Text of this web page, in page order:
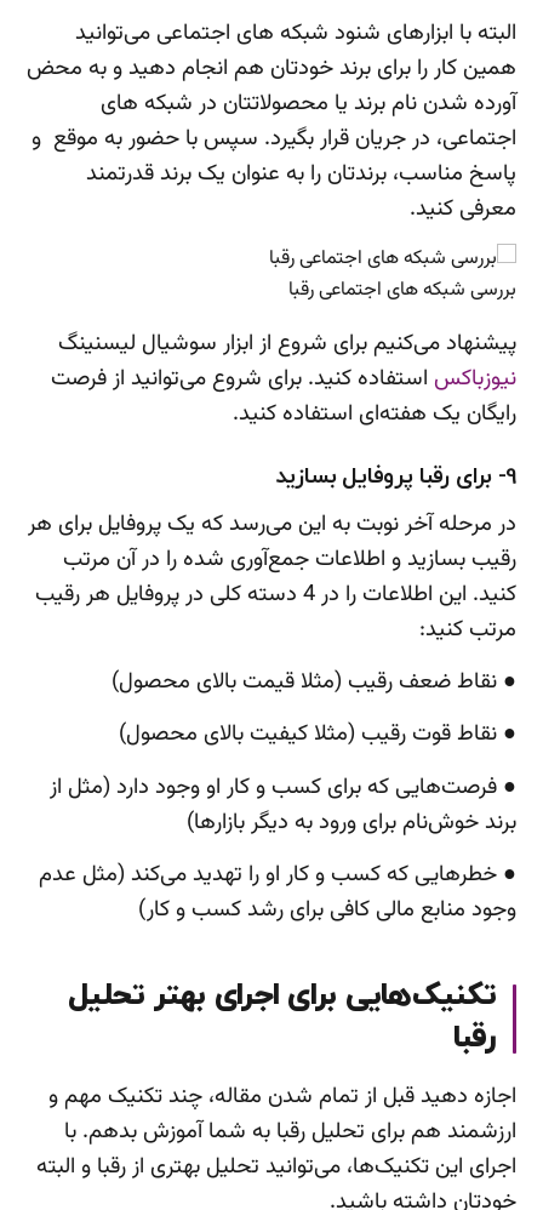
البته با ابزارهای شنود شبکه های اجتماعی می‌توانید
همین کار را برای برند خودتان هم انجام دهید و به محض
آورده شدن نام برند یا محصولاتتان در شبکه های
اجتماعی، در جریان قرار بگیرد. سپس با حضور به موقع و
پاسخ مناسب، برندتان را به عنوان یک برند قدرتمند
معرفی کنید.
بررسی شبکه های اجتماعی رقبا
پیشنهاد می‌کنیم برای شروع از ابزار سوشیال لیسنینگ
نیوزباکس استفاده کنید. برای شروع می‌توانید از فرصت
رایگان یک هفته‌ای استفاده کنید.
9- برای رقبا پروفایل بسازید
در مرحله آخر نوبت به این می‌رسد که یک پروفایل برای هر
رقیب بسازید و اطلاعات جمع‌آوری شده را در آن مرتب
کنید. این اطلاعات را در 4 دسته کلی در پروفایل هر رقیب
مرتب کنید:
● نقاط ضعف رقیب (مثلا قیمت بالای محصول)
● نقاط قوت رقیب (مثلا کیفیت بالای محصول)
● فرصت‌هایی که برای کسب و کار او وجود دارد (مثل از
برند خوش‌نام برای ورود به دیگر بازارها)
● خطرهایی که کسب و کار او را تهدید می‌کند (مثل عدم
وجود منابع مالی کافی برای رشد کسب و کار)
تکنیک‌هایی برای اجرای بهتر تحلیل
رقبا
اجازه دهید قبل از تمام شدن مقاله، چند تکنیک مهم و
ارزشمند هم برای تحلیل رقبا به شما آموزش بدهم. با
اجرای این تکنیک‌ها، می‌توانید تحلیل بهتری از رقبا و البته
خودتان داشته باشید.